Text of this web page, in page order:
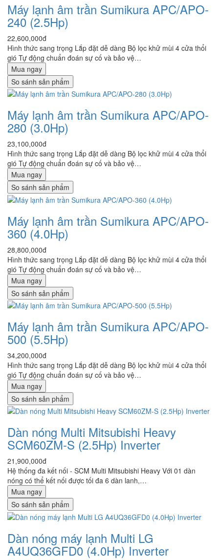
Máy lạnh âm trần Sumikura APC/APO-
240 (2.5Hp)
22,600,000đ
Hình thức sang trọng Lắp đặt dễ dàng Bộ lọc khử mùi 4 cửa thổi
gió Tự động chuẩn đoán sự cố và bảo vệ…
Mua ngay
So sánh sản phẩm
Máy lạnh âm trần Sumikura APC/APO-
280 (3.0Hp)
23,100,000đ
Hình thức sang trọng Lắp đặt dễ dàng Bộ lọc khử mùi 4 cửa thổi
gió Tự động chuẩn đoán sự cố và bảo vệ…
Mua ngay
So sánh sản phẩm
Máy lạnh âm trần Sumikura APC/APO-
360 (4.0Hp)
28,800,000đ
Hình thức sang trọng Lắp đặt dễ dàng Bộ lọc khử mùi 4 cửa thổi
gió Tự động chuẩn đoán sự cố và bảo vệ…
Mua ngay
So sánh sản phẩm
Máy lạnh âm trần Sumikura APC/APO-
500 (5.5Hp)
34,200,000đ
Hình thức sang trọng Lắp đặt dễ dàng Bộ lọc khử mùi 4 cửa thổi
gió Tự động chuẩn đoán sự cố và bảo vệ…
Mua ngay
So sánh sản phẩm
Dàn nóng Multi Mitsubishi Heavy
SCM60ZM-S (2.5Hp) Inverter
21,900,000đ
Hệ thống đa kết nối - SCM Multi Mitsubishi Heavy Với 01 dàn
nóng có thể kết nối được tối đa 6 dàn lanh,…
Mua ngay
So sánh sản phẩm
Dàn nóng máy lạnh Multi LG
A4UQ36GFD0 (4.0Hp) Inverter